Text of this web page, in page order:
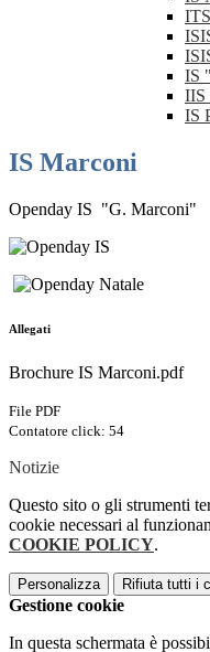
IS
IIS
IS
IS Marconi
Openday IS "G. Marconi"
Allegati
Brochure IS Marconi.pdf
File PDF
Contatore click: 54
Notizie
Questo sito o gli strumenti
cookie necessari al
COOKIE POLICY.
Personalizza Rifiuta tutti i
Gestione cookie
In questa schermata è